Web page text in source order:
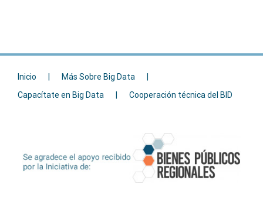
Inicio
Más Sobre Big Data
Capacítate en Big Data
Cooperación técnica del BID